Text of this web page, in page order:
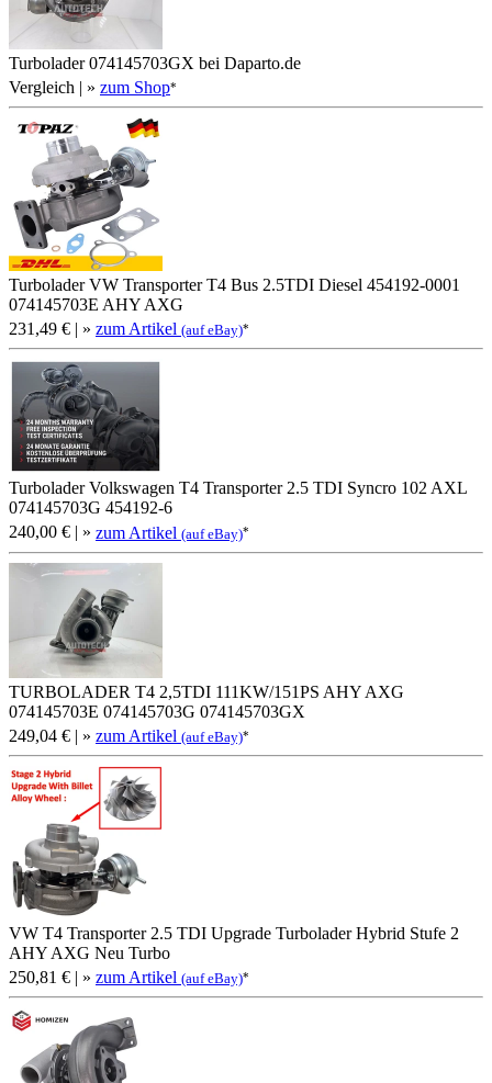
Turbolader 074145703GX bei Daparto.de
Vergleich | » zum Shop*
Turbolader VW Transporter T4 Bus 2.5TDI Diesel 454192-0001
074145703E AHY AXG
231,49 € | » zum Artikel (auf eBay)*
Turbolader Volkswagen T4 Transporter 2.5 TDI Syncro 102 AXL
074145703G 454192-6
240,00 € | » zum Artikel (auf eBay)*
TURBOLADER T4 2,5TDI 111KW/151PS AHY AXG
074145703E 074145703G 074145703GX
249,04 € | » zum Artikel (auf eBay)*
VW T4 Transporter 2.5 TDI Upgrade Turbolader Hybrid Stufe 2
AHY AXG Neu Turbo
250,81 € | » zum Artikel (auf eBay)*